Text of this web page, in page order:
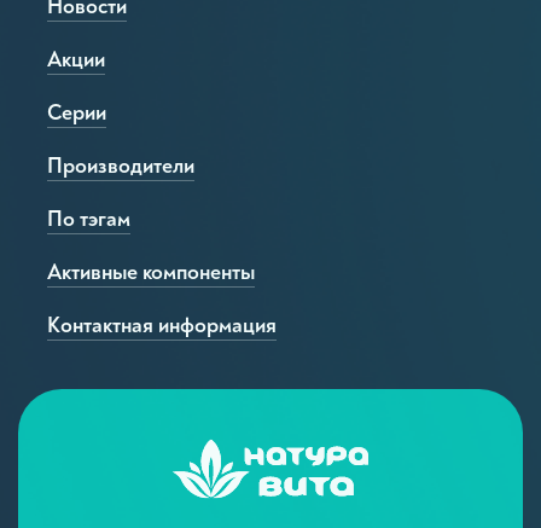
Новости
Акции
Серии
Производители
По тэгам
Активные компоненты
Контактная информация